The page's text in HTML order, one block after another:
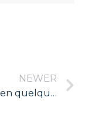
NEWER
Neoless en quelques mots